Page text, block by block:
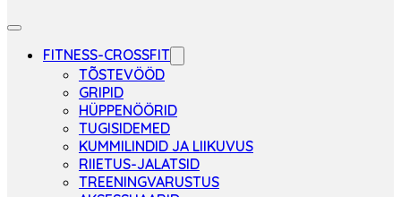
FITNESS-CROSSFIT
TÕSTEVÖÖD
GRIPID
HÜPPENÖÖRID
TUGISIDEMED
KUMMILINDID JA LIIKUVUS
RIIETUS-JALATSID
TREENINGVARUSTUS